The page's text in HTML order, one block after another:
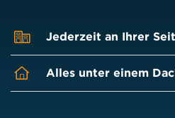
Jederzeit an Ihrer
Alles unter einem